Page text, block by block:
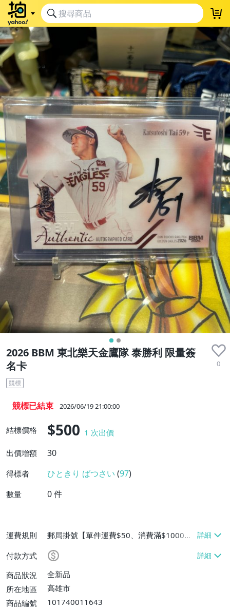
2026 BBM 東北樂天金鷹隊 泰勝利 限量簽
名卡
0
競標
競標已結束 2026/06/19 21:00:00
結標價格 $500 1 次出價
出價增額
30
得標者 ひときり ばつさい (97)
數量 0件
運費規則
郵局掛號【單件運費$50、消費滿$1000免
運費】
付款方式
商品狀況
全新品
所在地區
高雄市
商品編號
101740011643